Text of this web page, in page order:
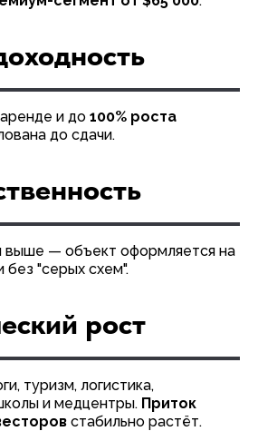
и до 100% роста
до сдачи.
выше — объект оформляется на
без "серых схем".
рост
туризм, логистика,
и медцентры. Приток
стабильно растёт.